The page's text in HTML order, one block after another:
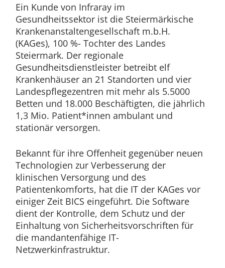
Ein Kunde von Infraray im
Gesundheitssektor ist die Steiermärkische
Krankenanstaltengesellschaft m.b.H.
(KAGes), 100 %- Tochter des Landes
Steiermark. Der regionale
Gesundheitsdienstleister betreibt elf
Krankenhäuser an 21 Standorten und vier
Landespflegezentren mit mehr als 5.5000
Betten und 18.000 Beschäftigten, die jährlich
1,3 Mio. Patient*innen ambulant und
stationär versorgen.
Bekannt für ihre Offenheit gegenüber neuen
Technologien zur Verbesserung der
klinischen Versorgung und des
Patientenkomforts, hat die IT der KAGes vor
einiger Zeit BICS eingeführt. Die Software
dient der Kontrolle, dem Schutz und der
Einhaltung von Sicherheitsvorschriften für
die mandantenfähige IT-
Netzwerkinfrastruktur.